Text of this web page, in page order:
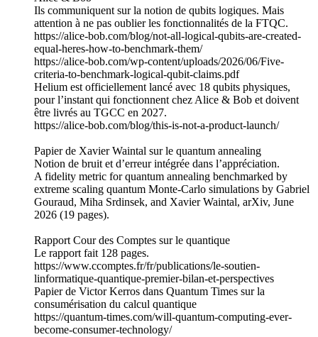
Ils communiquent sur la notion de qubits logiques. Mais
attention à ne pas oublier les fonctionnalités de la FTQC.
https://alice-bob.com/blog/not-all-logical-qubits-are-created-
equal-heres-how-to-benchmark-them/
https://alice-bob.com/wp-content/uploads/2026/06/Five-
criteria-to-benchmark-logical-qubit-claims.pdf
Helium est officiellement lancé avec 18 qubits physiques,
pour l’instant qui fonctionnent chez Alice & Bob et doivent
être livrés au TGCC en 2027.
https://alice-bob.com/blog/this-is-not-a-product-launch/
Papier de Xavier Waintal sur le quantum annealing
Notion de bruit et d’erreur intégrée dans l’appréciation.
A fidelity metric for quantum annealing benchmarked by
extreme scaling quantum Monte-Carlo simulations by Gabriel
Gouraud, Miha Srdinsek, and Xavier Waintal, arXiv, June
2026 (19 pages).
Rapport Cour des Comptes sur le quantique
Le rapport fait 128 pages.
https://www.ccomptes.fr/fr/publications/le-soutien-
linformatique-quantique-premier-bilan-et-perspectives
Papier de Victor Kerros dans Quantum Times sur la
consumérisation du calcul quantique
https://quantum-times.com/will-quantum-computing-ever-
become-consumer-technology/